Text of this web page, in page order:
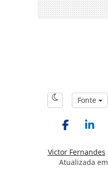
Fonte
Victor Fernandes
Atualizada em